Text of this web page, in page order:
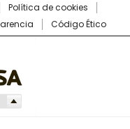
Política de cookies
Código Ético